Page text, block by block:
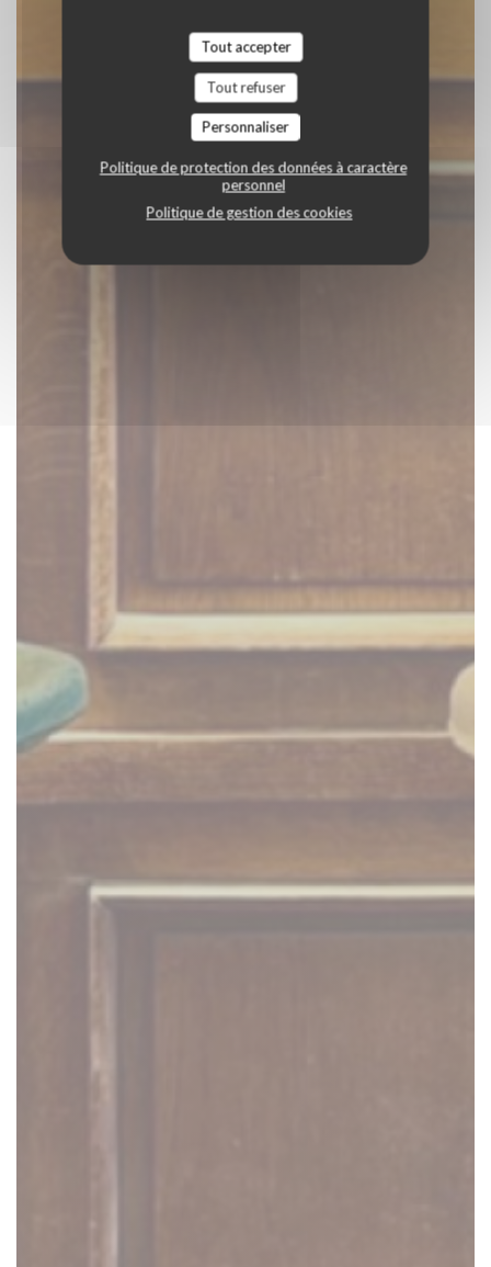
Tout accepter
Tout refuser
Personnaliser
Politique de protection des données à caractère
personnel
Politique de gestion des cookies